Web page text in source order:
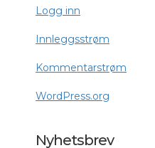
Logg inn
Innleggsstrøm
Kommentarstrøm
WordPress.org
Nyhetsbrev